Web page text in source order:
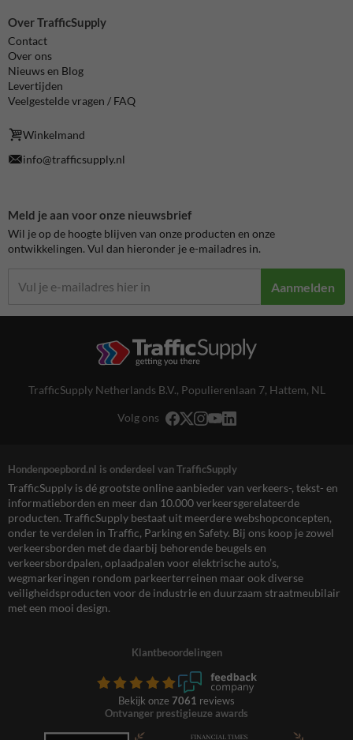
Over TrafficSupply
Contact
Over ons
Nieuws en Blog
Levertijden
Veelgestelde vragen / FAQ
Winkelmand
info@trafficsupply.nl
Meld je aan voor onze nieuwsbrief
Wil je op de hoogte blijven van onze producten en onze
ontwikkelingen. Vul dan hieronder je e-mailadres in.
Aanmelden
TrafficSupply Netherlands B.V., Populierenlaan 7, Hattem, NL
Volg ons
Hondenpoepbord.nl is onderdeel van TrafficSupply
TrafficSupply is dé grootste online aanbieder van verkeers-, tekst- en
informatieborden en meer dan 10.000 verkeersgerelateerde
producten. TrafficSupply bestaat uit meerdere webshopconcepten,
onder te verdelen in Traffic, Parking en Safety. Bij ons koop je zowel
verkeersborden met de daarbij behorende beugels en
verkeersbordpalen, oplaadpalen voor elektrische auto’s,
wegmarkeringen rondom parkeerterreinen maar ook diverse
veiligheidsproducten voor de industrie en duurzaam straatmeubilair
met een mooi design.
Klantbeoordelingen
Bekijk onze 7061 reviews
Ontvanger prestigieuze awards